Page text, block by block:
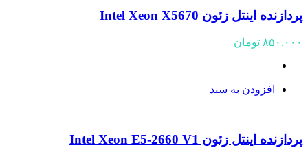
پردازنده اینتل زئون Intel Xeon X5670
۸۵۰,۰۰۰ تومان
افزودن به سبد
پردازنده اینتل زئون Intel Xeon E5-2660 V1